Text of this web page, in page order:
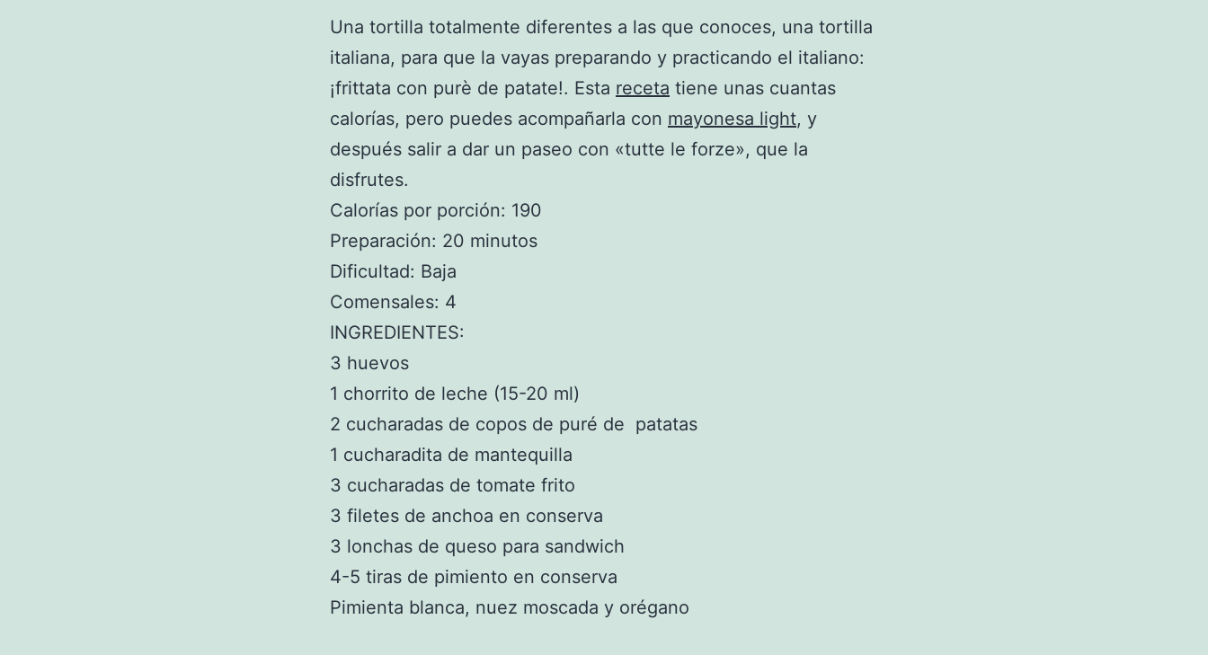
Una tortilla totalmente diferentes a las que conoces, una tortilla
italiana, para que la vayas preparando y practicando el italiano:
¡frittata con purè de patate!. Esta receta tiene unas cuantas
calorías, pero puedes acompañarla con mayonesa light, y
después salir a dar un paseo con «tutte le forze», que la
disfrutes.
Calorías por porción: 190
Preparación: 20 minutos
Dificultad: Baja
Comensales: 4
INGREDIENTES:
3 huevos
1 chorrito de leche (15-20 ml)
2 cucharadas de copos de puré de patatas
1 cucharadita de mantequilla
3 cucharadas de tomate frito
3 filetes de anchoa en conserva
3 lonchas de queso para sandwich
4-5 tiras de pimiento en conserva
Pimienta blanca, nuez moscada y orégano